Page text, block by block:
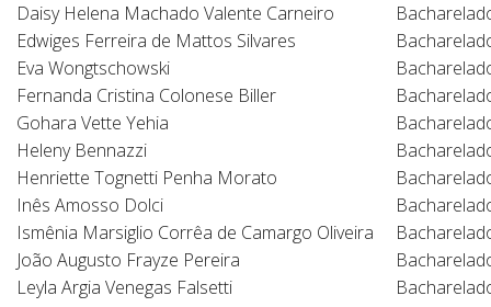
Daisy Helena Machado Valente Carneiro
Edwiges Ferreira de Mattos Silvares
Eva Wongtschowski
Fernanda Cristina Colonese Biller
Gohara Vette Yehia
Heleny Bennazzi
Henriette Tognetti Penha Morato
Inês Amosso Dolci
Ismênia Marsiglio Corrêa de Camargo Oliveira
João Augusto Frayze Pereira
Leyla Argia Venegas Falsetti